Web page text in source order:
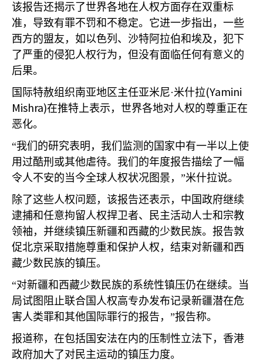
该报告还揭示了世界各地在人权方面存在双重标
准，导致有罪不罚和不稳定。它进一步指出，一些
西方的盟友，如以色列、沙特阿拉伯和埃及，犯下
了严重的侵犯人权行为，但没有面临任何有意义的
后果。
国际特赦组织南亚地区主任亚米尼·米什拉(Yamini
Mishra)在推特上表示，世界各地对人权的尊重正在
恶化。
“我们的研究表明，我们监测的国家中有一半以上使
用过酷刑或其他虐待。我们的年度报告描绘了一幅
令人不安的当今全球人权状况图景，”米什拉说。
除了这些人权问题，该报告还表示，中国政府继续
逮捕和任意拘留人权捍卫者、民主活动人士和宗教
领袖，并继续镇压新疆和西藏的少数民族。报告敦
促北京采取措施尊重和保护人权，结束对新疆和西
藏少数民族的镇压。
“对新疆和西藏少数民族的系统性镇压仍在继续。当
局试图阻止联合国人权高专办发布记录新疆潜在危
害人类罪和其他国际罪行的报告，”报告称。
报道称，在包括国安法在内的压制性立法下，香港
政府加大了对民主运动的镇压力度。